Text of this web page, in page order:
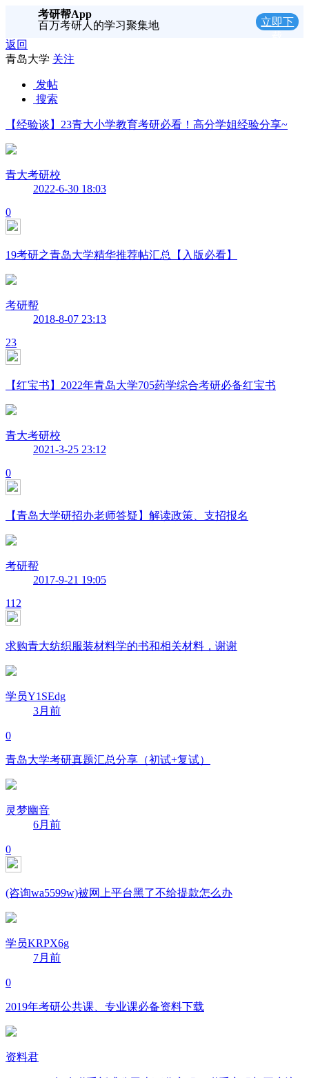
考研帮App
百万考研人的学习聚集地
立即下
返回
青岛大学 关注
发帖
搜索
【经验谈】23青大小学教育考研必看！高分学姐经验分享~
青大考研校
2022-6-30 18:03
0
19考研之青岛大学精华推荐帖汇总【入版必看】
考研帮
2018-8-07 23:13
23
【红宝书】2022年青岛大学705药学综合考研必备红宝书
青大考研校
2021-3-25 23:12
0
【青岛大学研招办老师答疑】解读政策、支招报名
考研帮
2017-9-21 19:05
112
求购青大纺织服装材料学的书和相关材料，谢谢
学员Y1SEdg
3月前
0
青岛大学考研真题汇总分享（初试+复试）
灵梦幽音
6月前
0
(咨询wa5599w)被网上平台黑了不给提款怎么办
学员KRPX6g
7月前
0
2019年考研公共课、专业课必备资料下载
资料君